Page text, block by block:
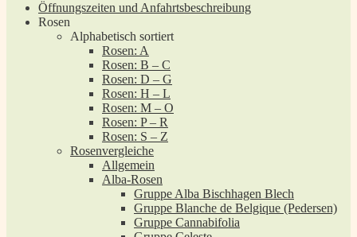
Öffnungszeiten und Anfahrtsbeschreibung
Rosen
Alphabetisch sortiert
Rosen: A
Rosen: B – C
Rosen: D – G
Rosen: H – L
Rosen: M – O
Rosen: P – R
Rosen: S – Z
Rosenvergleiche
Allgemein
Alba-Rosen
Gruppe Alba Bischhagen Blech
Gruppe Blanche de Belgique (Pedersen)
Gruppe Cannabifolia